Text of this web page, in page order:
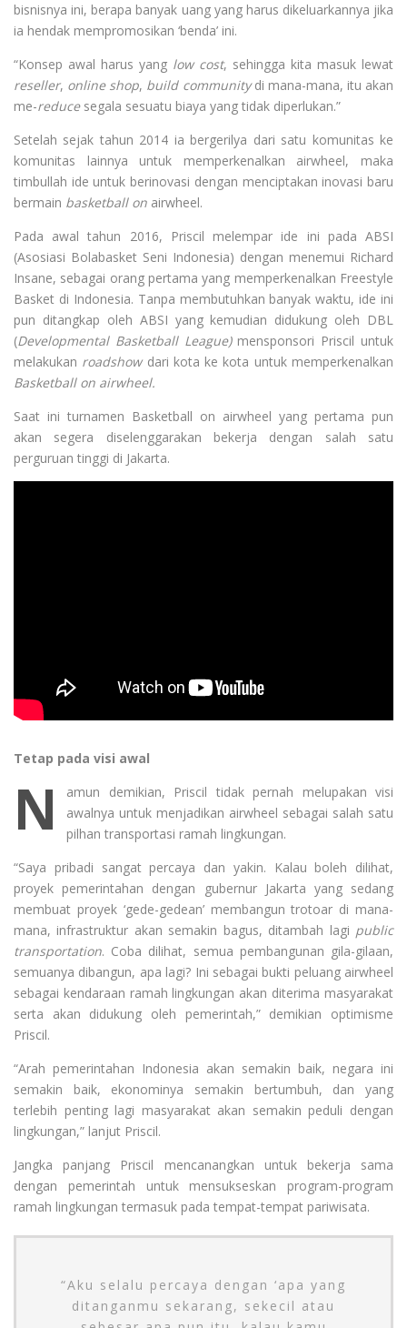
bisnisnya ini, berapa banyak uang yang harus dikeluarkannya jika
ia hendak mempromosikan ‘benda’ ini.
“Konsep awal harus yang low cost, sehingga kita masuk lewat
reseller, online shop, build communitydi mana-mana, itu akan
me-reducesegala sesuatu biaya yang tidak diperlukan.”
Setelah sejak tahun 2014 ia bergerilya dari satu komunitas ke
komunitas lainnya untuk memperkenalkan airwheel, maka
timbullah ide untuk berinovasi dengan menciptakan inovasi baru
bermain basketball on airwheel.
Pada awal tahun 2016, Priscil melempar ide ini pada ABSI
(Asosiasi Bolabasket Seni Indonesia) dengan menemui Richard
Insane, sebagai orang pertama yang memperkenalkan Freestyle
Basket di Indonesia. Tanpa membutuhkan banyak waktu, ide ini
pun ditangkap oleh ABSI yang kemudian didukung oleh DBL
(Developmental Basketball League) mensponsori Priscil untuk
melakukan roadshowdari kota ke kota untuk memperkenalkan
Basketball on airwheel.
Saat ini turnamen Basketball on airwheel yang pertama pun
akan segera diselenggarakan bekerja dengan salah satu
perguruan tinggi di Jakarta.
Tetap pada visi awal
N
amun demikian, Priscil tidak pernah melupakan visi
awalnya untuk menjadikan airwheel sebagai salah satu
pilhan transportasi ramah lingkungan.
“Saya pribadi sangat percaya dan yakin. Kalau boleh dilihat,
proyek pemerintahan dengan gubernur Jakarta yang sedang
membuat proyek ‘gede-gedean’ membangun trotoar di mana-
mana, infrastruktur akan semakin bagus, ditambah lagi public
transportation. Coba dilihat, semua pembangunan gila-gilaan,
semuanya dibangun, apa lagi? Ini sebagai bukti peluang airwheel
sebagai kendaraan ramah lingkungan akan diterima masyarakat
serta akan didukung oleh pemerintah,” demikian optimisme
Priscil.
“Arah pemerintahan Indonesia akan semakin baik, negara ini
semakin baik, ekonominya semakin bertumbuh, dan yang
terlebih penting lagi masyarakat akan semakin peduli dengan
lingkungan,” lanjut Priscil.
Jangka panjang Priscil mencanangkan untuk bekerja sama
dengan pemerintah untuk mensukseskan program-program
ramah lingkungan termasuk pada tempat-tempat pariwisata.
“Aku selalu percaya dengan ‘apa yang
ditanganmu sekarang, sekecil atau